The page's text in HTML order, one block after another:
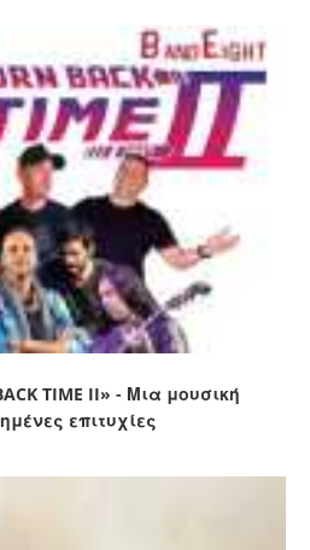
TIME II» - Μια μουσική
επιτυχίες